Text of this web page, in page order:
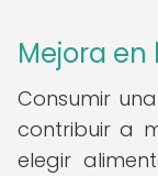
Mejora
Consumir
contribuir a
elegir